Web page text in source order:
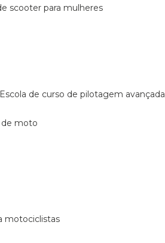
scooter para mulheres
escola de curso de pilotagem avançada
de moto
motociclistas